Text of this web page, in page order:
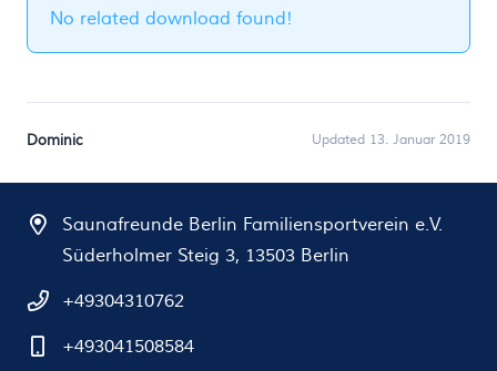
No related download found!
Dominic Updated 13. Januar 2019
Saunafreunde Berlin Familiensportverein e.V.
Süderholmer Steig 3, 13503 Berlin
+49304310762
+493041508584